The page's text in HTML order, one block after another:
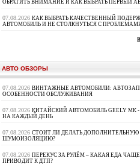
ОБРАТИТЬ ВНИМАНИЕ И КАК ВЫБРАТЬ ПЕРВЫЙ
07.08.2026 КАК ВЫБРАТЬ КАЧЕСТВЕННЫЙ
АВТОМОБИЛЬ И НЕ СТОЛКНУТЬСЯ С
АВТО ОБЗОРЫ
07.08.2026 ВИНТАЖНЫЕ АВТОМОБИЛИ:
ОСОБЕННОСТИ ОБСЛУЖИВАНИЯ
07.08.2026 КИТАЙСКИЙ АВТОМОБИЛЬ GEELY
НА КАЖДЫЙ ДЕНЬ
07.08.2026 СТОИТ ЛИ ДЕЛАТЬ ДОПОЛНИТЕЛЬНУЮ
ШУМОИЗОЛЯЦИЮ?
07.08.2026 ПЕРЕКУС ЗА РУЛЁМ – КАКАЯ ЕДА
ПРИВОДИТ К ДТП?